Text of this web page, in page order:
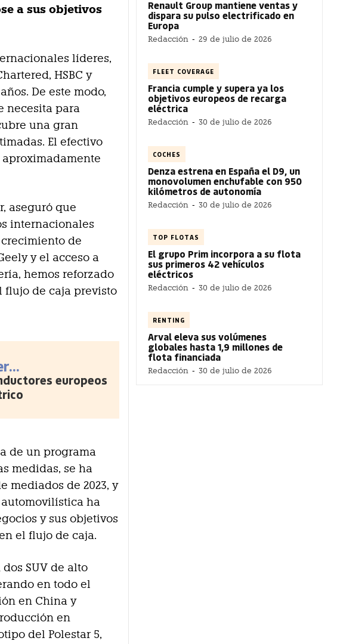
a sus objetivos
líderes,
HSBC y
De este modo,
necesita para
una gran
El efectivo
aproximadamente
aseguró que
internacionales
de
y el acceso a
hemos reforzado
de caja previsto
europeos
de un programa
medidas, se ha
mediados de 2023, y
automovilística ha
y sus objetivos
el flujo de caja.
SUV de alto
en todo el
en China y
en
del Polestar 5,
Renault Group mantiene ventas y
dispara su pulso electrificado en
Europa
Redacción - 29 de julio de 2026
FLEET COVERAGE
Francia cumple y supera ya los
objetivos europeos de recarga
eléctrica
Redacción - 30 de julio de 2026
COCHES
Denza estrena en España el D9, un
monovolumen enchufable con 950
kilómetros de autonomía
Redacción - 30 de julio de 2026
TOP FLOTAS
El grupo Prim incorpora a su flota
sus primeros 42 vehículos
eléctricos
Redacción - 30 de julio de 2026
RENTING
Arval eleva sus volúmenes
globales hasta 1,9 millones de
flota financiada
Redacción - 30 de julio de 2026